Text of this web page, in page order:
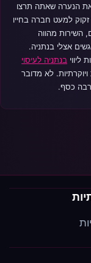
את הנערה שאתה תרצו
למעט חברה בחייו
השירות מהווה
אצלי בנתניה.
ליווי בנתניה לעיסוי
לא מדובר
כסף.